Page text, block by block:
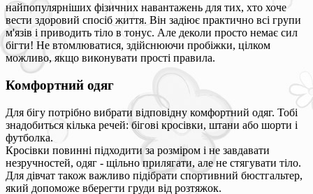
найпопулярніших фізичних навантажень для тих, хто хоче
вести здоровий спосіб життя. Він задіює практично всі групи
м'язів і приводить тіло в тонус. Але деколи просто немає сил
бігти! Не втомлюватися, здійснюючи пробіжки, цілком
можливо, якщо виконувати прості правила.
Комфортний одяг
Для бігу потрібно вибрати відповідну комфортний одяг. Тобі
знадобиться кілька речей: бігові кросівки, штани або шорти і
футболка.
Кросівки повинні підходити за розміром і не завдавати
незручностей, одяг - щільно прилягати, але не стягувати тіло.
Для дівчат також важливо підібрати спортивний бюстгальтер,
який допоможе вберегти груди від розтяжок.